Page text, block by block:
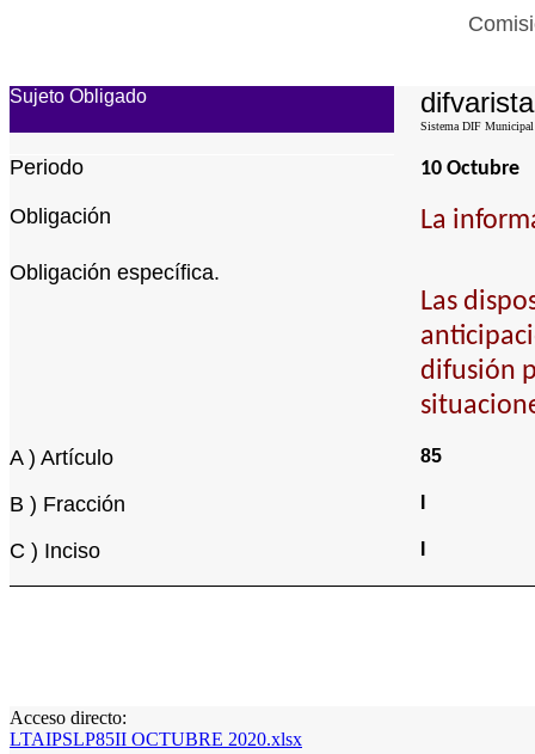
Sujeto Obligado
Sistema DIF
Periodo 10 Octubre
Obligación La
Obligación específica.
Las
difusión
A ) Artículo 85
B ) Fracción
C ) Inciso
Acceso directo:
LTAIPSLP85II OCTUBRE 2020.xlsx